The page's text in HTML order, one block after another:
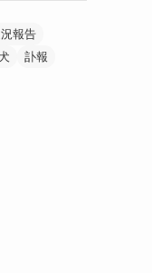
報告
訃報